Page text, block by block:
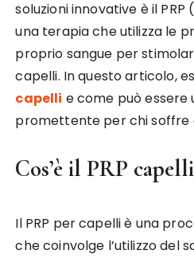
soluzioni innovative è il
una terapia che utilizza le
proprio sangue per
capelli. In questo articolo,
capelli e come può essere
promettente per chi soffre
Cos’è il PRP capelli
Il PRP per capelli è una
che coinvolge l’utilizzo del